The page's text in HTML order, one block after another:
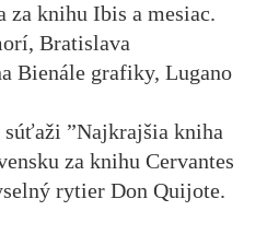
za knihu Ibis a mesiac.
Bratislava
Bienále grafiky, Lugano
súťaži ”Najkrajšia kniha
za knihu Cervantes
rytier Don Quijote.